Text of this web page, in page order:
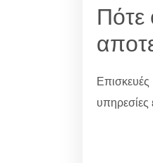
Πότε
υπηρεσίες